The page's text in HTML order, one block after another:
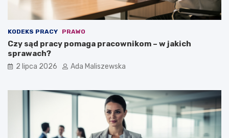
KODEKS PRACY PRAWO
Czy sąd pracy pomaga pracownikom – w jakich
sprawach?
2 lipca 2026 Ada Maliszewska